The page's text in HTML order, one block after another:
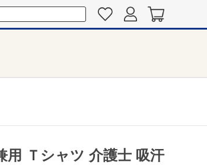
用 Ｔシャツ 介護士 吸汗